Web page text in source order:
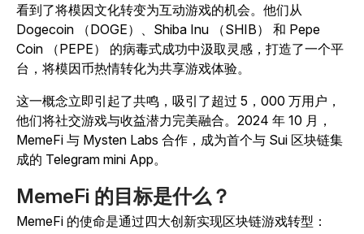
看到了将模因文化转变为互动游戏的机会。他们从
Dogecoin （DOGE）、Shiba Inu （SHIB） 和 Pepe
Coin （PEPE） 的病毒式成功中汲取灵感，打造了一个平
台，将模因币热情转化为共享游戏体验。
这一概念立即引起了共鸣，吸引了超过 5，000 万用户，
他们将社交游戏与收益潜力完美融合。2024 年 10 月，
MemeFi 与 Mysten Labs 合作，成为首个与 Sui 区块链集
成的 Telegram mini App。
MemeFi 的目标是什么？
MemeFi 的使命是通过四大创新实现区块链游戏转型：